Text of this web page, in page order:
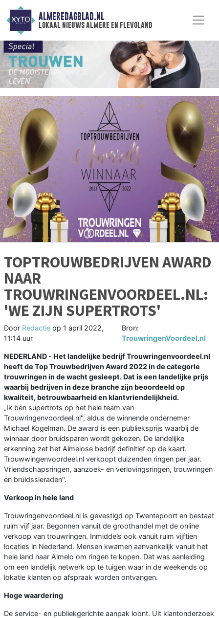
ALMEREDAGBLAD.NL
lokaal nieuws almere en flevoland
TOPTROUWBEDRIJVEN AWARD
NAAR
TROUWRINGENVOORDEEL.NL:
'WE ZIJN SUPERTROTS'
Door Redactie op 1 april 2022,
11:14 uur
Bron:
TrouwringenVoordeel.nl
NEDERLAND - Het landelijke bedrijf Trouwringenvoordeel.nl
heeft de Top Trouwbedrijven Award 2022 in de categorie
trouwringen in de wacht gesleept. Dat is een landelijke prijs
waarbij bedrijven in deze branche zijn beoordeeld op
kwaliteit, betrouwbaarheid en klantvriendelijkheid.
„Ik ben supertrots op het hele team van
Trouwringenvoordeel.nl", aldus de winnende ondernemer
Michael Kogelman. De award is een publieksprijs waarbij de
winnaar door bruidsparen wordt gekozen. De landelijke
erkenning zet het Almelose bedrijf definitief op de kaart.
Trouwwingenvoordeel.nl verkoopt duizenden ringen per jaar.
Vriendschapsringen, aanzoek- en verlovingsringen, trouwringen
en bruidssieraden".
Verkoop in hele land
Trouwringenvoordeel.nl is gevestigd op Twentepoort en bestaat
ruim vijf jaar. Begonnen vanuit de groothandel met de online
verkoop van trouwringen. Inmiddels ook vanuit ruim vijftien
locaties in Nederland. Mensen kwamen aanvankelijk vanuit het
hele land naar Almelo om ringen te kopen. Dat was aanleiding
om een landelijk netwerk op te tuigen waar in de weekends op
lokatie klanten op afspraak worden ontvangen.
Hoge waardering
De service- en publiekgerichte aanpak loont. Uit klantonderzoek